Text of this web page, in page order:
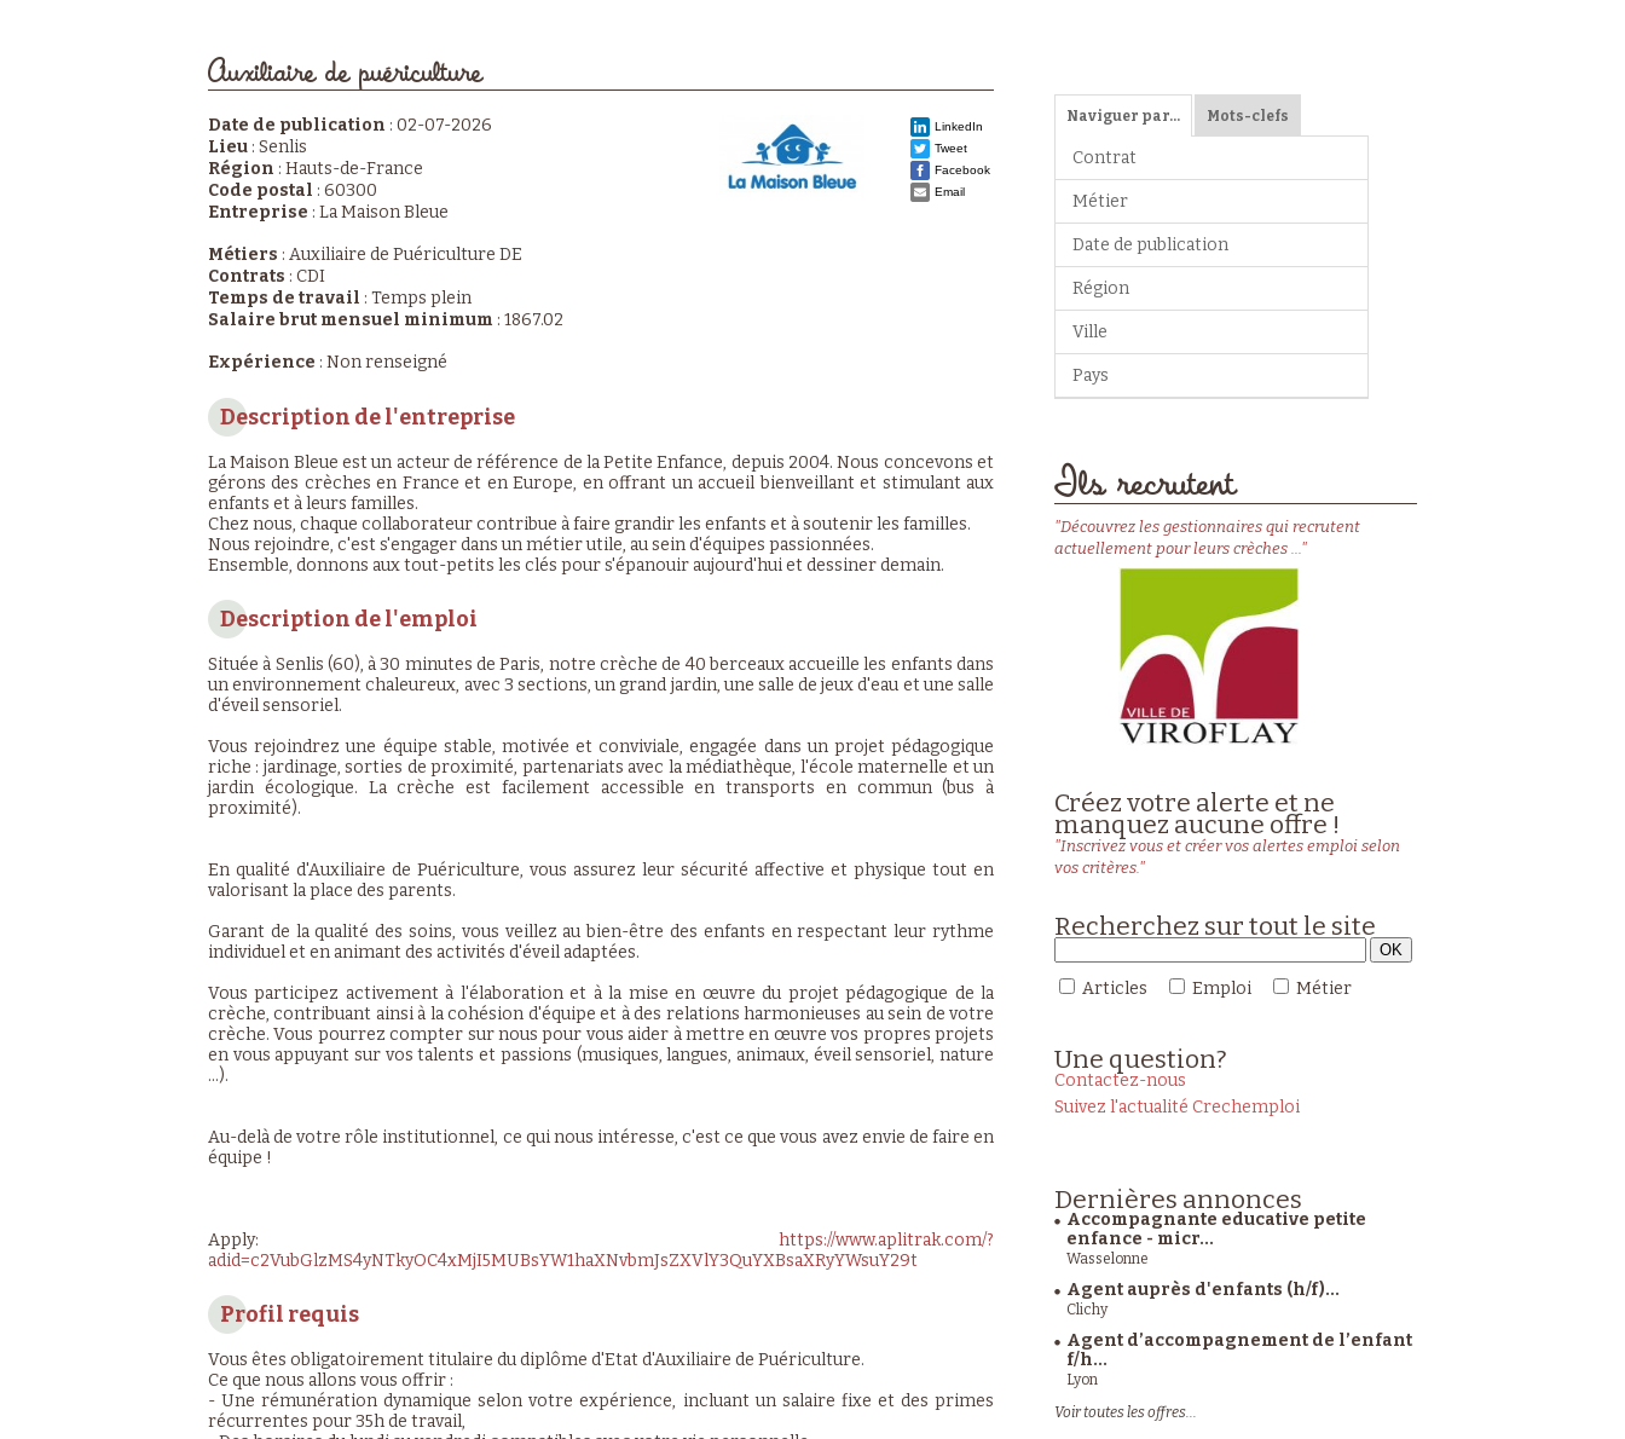
Auxiliaire de puériculture
LinkedIn
Tweet
Facebook
Email
Date de publication : 02-07-2026
Lieu : Senlis
Région : Hauts-de-France
Code postal : 60300
Entreprise : La Maison Bleue
Métiers : Auxiliaire de Puériculture DE
Contrats : CDI
Temps de travail : Temps plein
Salaire brut mensuel minimum : 1867.02
Expérience : Non renseigné
Description de l'entreprise
La Maison Bleue est un acteur de référence de la Petite Enfance, depuis 2004. Nous concevons et
gérons des crèches en France et en Europe, en offrant un accueil bienveillant et stimulant aux
enfants et à leurs familles.
Chez nous, chaque collaborateur contribue à faire grandir les enfants et à soutenir les familles.
Nous rejoindre, c'est s'engager dans un métier utile, au sein d'équipes passionnées.
Ensemble, donnons aux tout-petits les clés pour s'épanouir aujourd'hui et dessiner demain.
Description de l'emploi
Située à Senlis (60), à 30 minutes de Paris, notre crèche de 40 berceaux accueille les enfants dans
un environnement chaleureux, avec 3 sections, un grand jardin, une salle de jeux d'eau et une salle
d'éveil sensoriel.
Vous rejoindrez une équipe stable, motivée et conviviale, engagée dans un projet pédagogique
riche : jardinage, sorties de proximité, partenariats avec la médiathèque, l'école maternelle et un
jardin écologique. La crèche est facilement accessible en transports en commun (bus à
proximité).
En qualité d'Auxiliaire de Puériculture, vous assurez leur sécurité affective et physique tout en
valorisant la place des parents.
Garant de la qualité des soins, vous veillez au bien-être des enfants en respectant leur rythme
individuel et en animant des activités d'éveil adaptées.
Vous participez activement à l'élaboration et à la mise en œuvre du projet pédagogique de la
crèche, contribuant ainsi à la cohésion d'équipe et à des relations harmonieuses au sein de votre
crèche. Vous pourrez compter sur nous pour vous aider à mettre en œuvre vos propres projets
en vous appuyant sur vos talents et passions (musiques, langues, animaux, éveil sensoriel, nature
…).
Au-delà de votre rôle institutionnel, ce qui nous intéresse, c'est ce que vous avez envie de faire en
équipe !
Apply: https://www.aplitrak.com/?
adid=c2VubGlzMS4yNTkyOC4xMjI5MUBsYW1haXNvbmJsZXVlY3QuYXBsaXRyYWsuY29t
Profil requis
Vous êtes obligatoirement titulaire du diplôme d'Etat d'Auxiliaire de Puériculture.
Ce que nous allons vous offrir :
- Une rémunération dynamique selon votre expérience, incluant un salaire fixe et des primes
récurrentes pour 35h de travail,
Naviguer par… Mots-clefs
Contrat
Métier
Date de publication
Région
Ville
Pays
Ils recrutent
"Découvrez les gestionnaires qui recrutent
actuellement pour leurs crèches ..."
Créez votre alerte et ne
manquez aucune offre !
"Inscrivez vous et créer vos alertes emploi selon
vos critères."
Recherchez sur tout le site
Articles Emploi Métier
Une question?
Contactez-nous
Suivez l'actualité Crechemploi
Dernières annonces
Accompagnante educative petite
enfance - micr...
Wasselonne
Agent auprès d'enfants (h/f)...
Clichy
Agent d’accompagnement de l’enfant
f/h...
Lyon
Voir toutes les offres...